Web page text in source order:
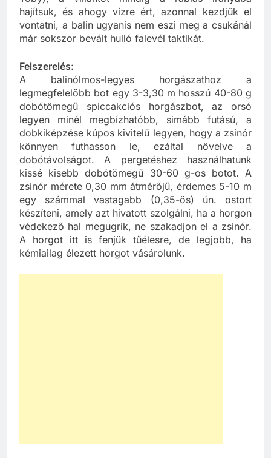
hajítsuk, és ahogy vízre ért, azonnal kezdjük el
vontatni, a balin ugyanis nem eszi meg a csukánál
már sokszor bevált hulló falevél taktikát.
Felszerelés:
A balinólmos-legyes horgászathoz a
legmegfelelőbb bot egy 3-3,30 m hosszú 40-80 g
dobótömegű spiccakciós horgászbot, az orsó
legyen minél megbízhatóbb, simább futású, a
dobkiképzése kúpos kivitelű legyen, hogy a zsinór
könnyen futhasson le, ezáltal növelve a
dobótávolságot. A pergetéshez használhatunk
kissé kisebb dobótömegű 30-60 g-os botot. A
zsinór mérete 0,30 mm átmérőjű, érdemes 5-10 m
egy számmal vastagabb (0,35-ös) ún. ostort
készíteni, amely azt hivatott szolgálni, ha a horgon
védekező hal megugrik, ne szakadjon el a zsinór.
A horgot itt is fenjük tűélesre, de legjobb, ha
kémiailag élezett horgot vásárolunk.